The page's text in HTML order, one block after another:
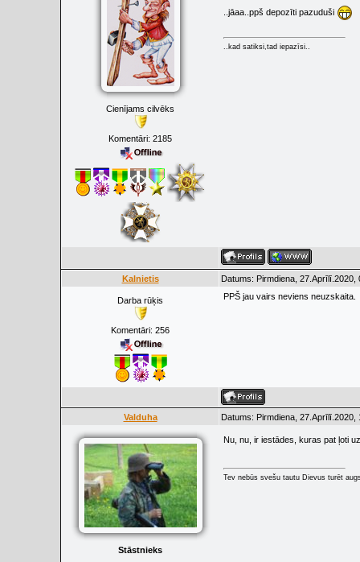
Cienījams cilvēks
Komentāri: 2185
..jāaa..ppš depozīti pazuduši
..kad satiksi,tad iepazīsi..
Kalnietis Datums: Pirmdiena,
Darba rūķis
Komentāri: 256
PPŠ jau vairs neviens neuzskaita.
Valduha Datums: Pirmdiena,
Stāstnieks
Nu, nu, ir iestādes, kuras pat ļoti
Tev nebūs svešu tautu Dievus turēt